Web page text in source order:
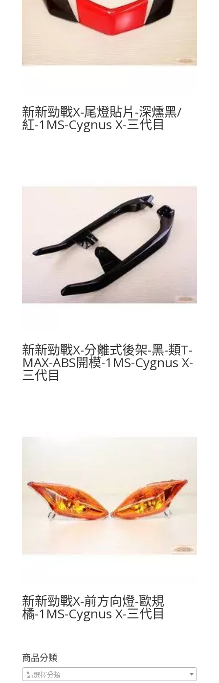
新新勁戰X-尾燈貼片-深燻黑/
紅-1MS-Cygnus X-三代目
新新勁戰X-分離式後架-黑-類T-
MAX-ABS開模-1MS-Cygnus X-
三代目
新新勁戰X-前方向燈-歐規
橘-1MS-Cygnus X-三代目
商品分類
請選擇分類